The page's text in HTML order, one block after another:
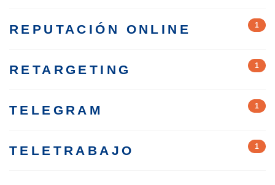
REPUTACIÓN ONLINE 1
RETARGETING 1
TELEGRAM 1
TELETRABAJO 1